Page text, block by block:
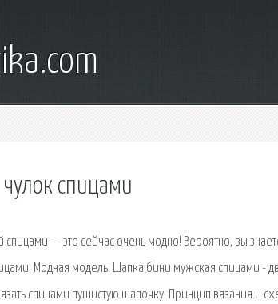
спицами
спицами — это сейчас очень модно! Вероятно, вы
Модная модель. Шапка бини мужская спицами -
спицами пушистую шапочку. Принцип вязания и